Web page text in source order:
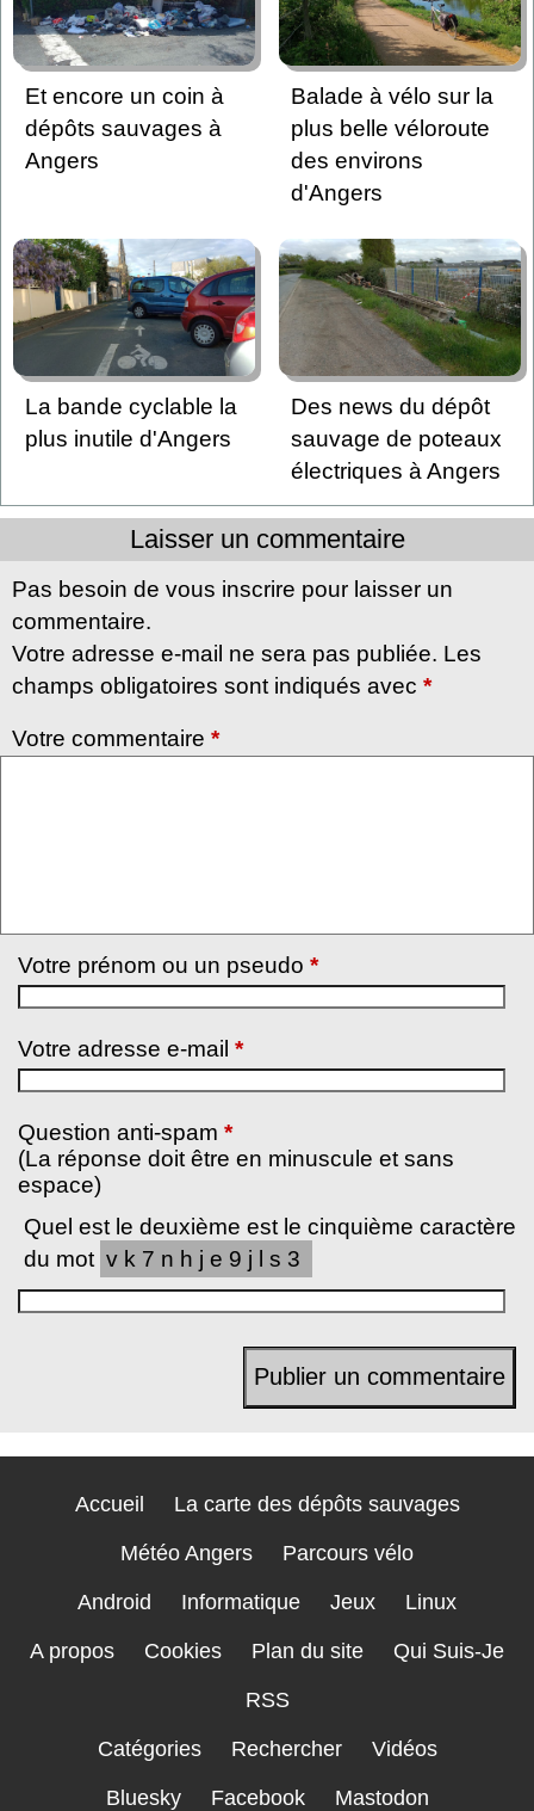
Et encore un coin à
dépôts sauvages à
Angers
Balade à vélo sur la
plus belle véloroute
des environs
d'Angers
La bande cyclable la
plus inutile d'Angers
Des news du dépôt
sauvage de poteaux
électriques à Angers
Laisser un commentaire
Pas besoin de vous inscrire pour laisser un
commentaire.
Votre adresse e-mail ne sera pas publiée. Les
champs obligatoires sont indiqués avec *
Votre commentaire *
Votre prénom ou un pseudo *
Votre adresse e-mail *
Question anti-spam *
(La réponse doit être en minuscule et sans
espace)
Quel est le deuxième est le cinquième caractère
du mot vk7nhje9jls3
Accueil La carte des dépôts sauvages
Météo Angers Parcours vélo
Android Informatique Jeux Linux
A propos Cookies Plan du site Qui Suis-Je
RSS
Catégories Rechercher Vidéos
Bluesky Facebook Mastodon